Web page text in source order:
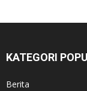
KATEGORI
Berita